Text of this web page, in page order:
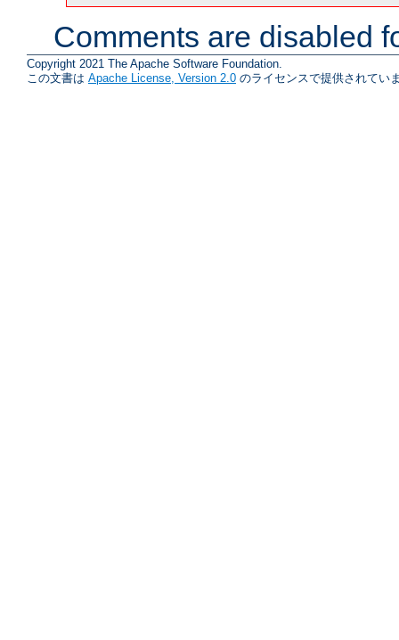
Comments are disabled
Copyright 2021 The Apache Software Foundation.
この文書は Apache License, Version 2.0 のライセンスで提供されてい